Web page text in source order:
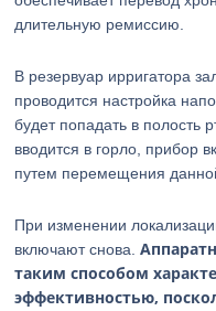
длительную ремиссию.
В резервуар ирригатора
проводится настройка
будет попадать в полость
вводится в горло, прибор
путем перемещения
При изменении
включают снова.
таким способом
эффективностью,